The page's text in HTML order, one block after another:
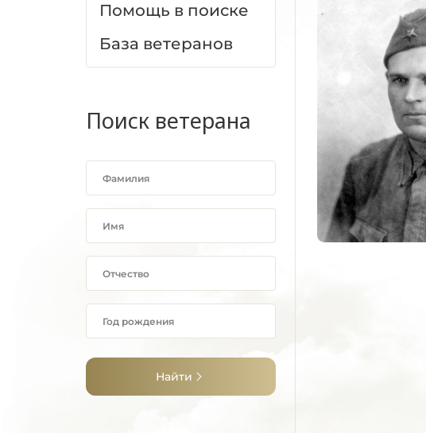
Помощь в поиске
База ветеранов
Поиск ветерана
Найти